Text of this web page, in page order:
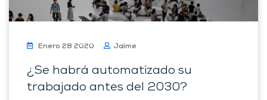
Enero 28 2020 Jaime
¿Se habrá automatizado su
trabajado antes del 2030?